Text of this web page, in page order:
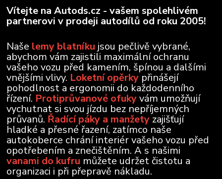
Vítejte na Autods.cz - vašem spolehlivém
partnerovi v prodeji autodílů od roku 2005!
Naše lemy blatníku jsou pečlivě vybrané,
abychom vám zajistili maximální ochranu
vašeho vozu před kamením, špínou a dalšími
vnějšími vlivy. Loketní opěrky přinášejí
pohodlnost a ergonomii do každodenního
řízení. Protiprůvanové ofukyvám umožňují
vychutnat si svou jízdu bez nepříjemných
průvanů. Řadící páky a manžety zajišťují
hladké a přesné řazení, zatímco naše
autokoberce chrání interiér vašeho vozu před
opotřebením a znečištěním. A s našimi
vanami do kufru můžete udržet čistotu a
organizaci i při přepravě nákladu.